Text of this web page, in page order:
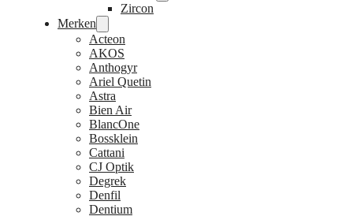
Zircon
Merken
Acteon
AKOS
Anthogyr
Ariel Quetin
Astra
Bien Air
BlancOne
Bossklein
Cattani
CJ Optik
Degrek
Denfil
Dentium